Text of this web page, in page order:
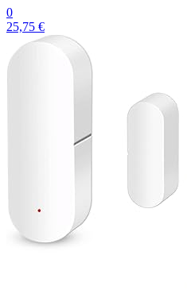
0
25,75 €